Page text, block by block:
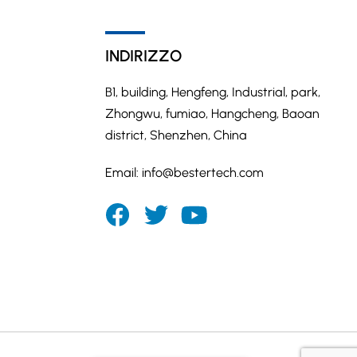
INDIRIZZO
B1, building, Hengfeng, Industrial, park,
Zhongwu, fumiao, Hangcheng, Baoan
district, Shenzhen, China
Email: info@bestertech.com